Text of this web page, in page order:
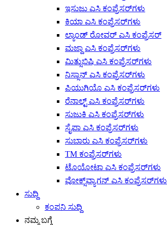
ಇಸುಜು ಎಸಿ ಕಂಪ್ರೆಸರ್‌ಗಳು
ಕಿಯಾ ಎಸಿ ಕಂಪ್ರೆಸರ್‌ಗಳು
ಲ್ಯಾಂಡ್ ರೋವರ್ ಎಸಿ ಕಂಪ್ರೆಸರ್
ಮಜ್ದಾ ಎಸಿ ಕಂಪ್ರೆಸರ್‌ಗಳು
ಮಿತ್ಸುಬಿಷಿ ಎಸಿ ಕಂಪ್ರೆಸರ್‌ಗಳು
ನಿಸ್ಸಾನ್ ಎಸಿ ಕಂಪ್ರೆಸರ್‌ಗಳು
ಪಿಯುಗಿಯೊ ಎಸಿ ಕಂಪ್ರೆಸರ್‌ಗಳು
ರೆನಾಲ್ಟ್ ಎಸಿ ಕಂಪ್ರೆಸರ್‌ಗಳು
ಸುಜುಕಿ ಎಸಿ ಕಂಪ್ರೆಸರ್‌ಗಳು
ಸೈಪಾ ಎಸಿ ಕಂಪ್ರೆಸರ್‌ಗಳು
ಸುಬಾರು ಎಸಿ ಕಂಪ್ರೆಸರ್‌ಗಳು
TM ಕಂಪ್ರೆಸರ್‌ಗಳು
ಟೊಯೋಟಾ ಎಸಿ ಕಂಪ್ರೆಸರ್‌ಗಳು
ವೋಕ್ಸ್‌ವ್ಯಾಗನ್ ಎಸಿ ಕಂಪ್ರೆಸರ್‌ಗಳು
ಸುದ್ದಿ
ಕಂಪನಿ ಸುದ್ದಿ
ನಮ್ಮ ಬಗ್ಗೆ